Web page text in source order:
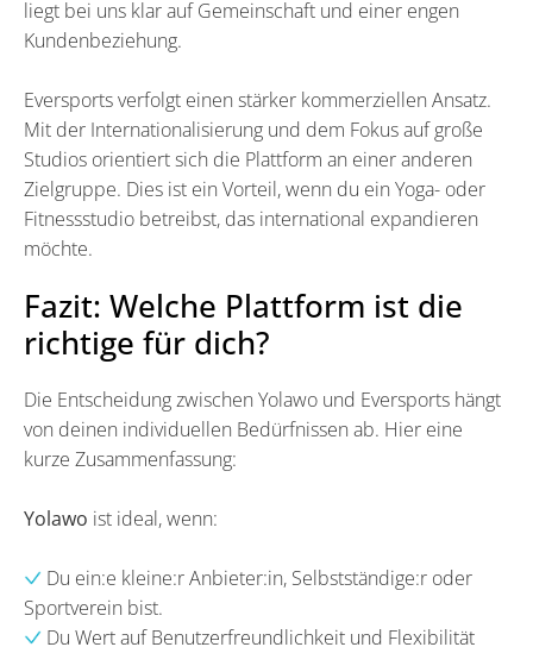
liegt bei uns klar auf Gemeinschaft und einer engen
Kundenbeziehung.
Eversports verfolgt einen stärker kommerziellen Ansatz.
Mit der Internationalisierung und dem Fokus auf große
Studios orientiert sich die Plattform an einer anderen
Zielgruppe. Dies ist ein Vorteil, wenn du ein Yoga- oder
Fitnessstudio betreibst, das international expandieren
möchte.
Fazit: Welche Plattform ist die
richtige für dich?
Die Entscheidung zwischen Yolawo und Eversports hängt
von deinen individuellen Bedürfnissen ab. Hier eine
kurze Zusammenfassung:
Yolawo ist ideal, wenn:
Du ein:e kleine:r Anbieter:in, Selbstständige:r oder
Sportverein bist.
Du Wert auf Benutzerfreundlichkeit und Flexibilität